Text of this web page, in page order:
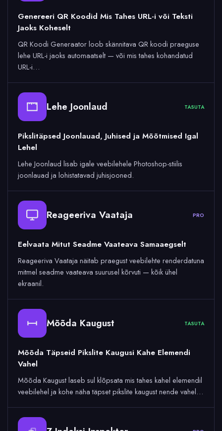
Genereeri QR Koodid Mis Tahes URL-i või Teksti
Jaoks Koheselt
QR Koodi Generaator loob skännitava QR koodi praeguse
lehe URL-i jaoks automaatselt — või mis tahes kohandatud
URL-i…
Lehe Joonlaud TASUTA
Pikslitäpsed Joonlauad, Juhised ja Mõõtmised Igal
Lehel
Lehe Joonlaud lisab igale veebilehele Photoshop-stiilis
joonlauad ja lohistatavad juhisjooned.
Reageeriva Vaataja PRO
Eelvaata Mitut Seadme Vaateava Samaaegselt
Reageeriva Vaataja näitab praegust veebilehte renderdatuna
mitmel seadme vaateava suurusel kõrvuti — kõik ühel
ekraanil.
Mõõda Kaugust TASUTA
Mõõda Täpseid Pikslite Kaugusi Kahe Elemendi
Vahel
Mõõda Kaugust laseb sul klõpsata mis tahes kahel elemendil
veebilehel ja kohe näha täpset pikslite kaugust nende vahel…